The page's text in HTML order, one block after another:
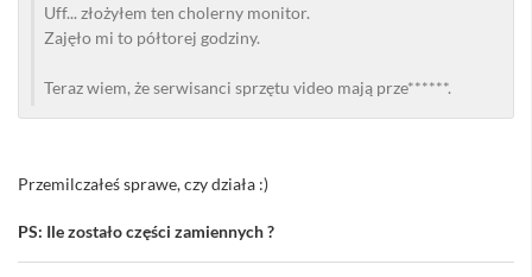
Uff... złożyłem ten cholerny monitor.
Zajęło mi to półtorej godziny.
Teraz wiem, że serwisanci sprzętu video mają prze******.
Przemilczałeś sprawe, czy działa :)
PS: Ile zostało części zamiennych ?